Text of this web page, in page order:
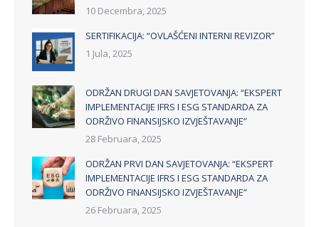
10 Decembra, 2025
SERTIFIKACIJA: “OVLAŠĆENI INTERNI REVIZOR”
1 Jula, 2025
ODRŽAN DRUGI DAN SAVJETOVANJA: “EKSPERT
IMPLEMENTACIJE IFRS I ESG STANDARDA ZA
ODRŽIVO FINANSIJSKO IZVJEŠTAVANJE”
28 Februara, 2025
ODRŽAN PRVI DAN SAVJETOVANJA: “EKSPERT
IMPLEMENTACIJE IFRS I ESG STANDARDA ZA
ODRŽIVO FINANSIJSKO IZVJEŠTAVANJE”
26 Februara, 2025